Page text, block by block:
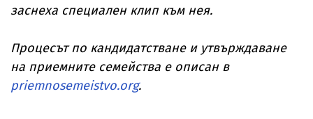
заснеха специален клип към нея.
Процесът по кандидатстване и утвърждаване
на приемните семейства е описан в
priemnosemeistvo.org.